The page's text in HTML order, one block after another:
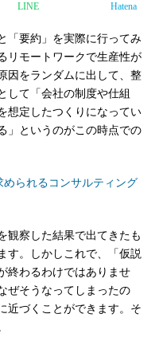
LINE Hatena
「要約」を実際に行ってみ
リモートワークで生産性が
因をランダムに出して、整
して「会社の制度や仕組
想定したつくりになってい
」というのがこの時点での
られるコンサルティング
察した結果で出てきたも
す。しかしこれで、「仮説
終わるわけではありませ
ぜそうなってしまったの
近づくことができます。そ